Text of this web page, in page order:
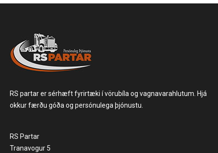
RS partar er sérhæft fyrirtæki í vörubíla og vagnavarahlutum. Hjá
okkur færðu góða og persónulega þjónustu.
RS Partar
Tranavogur 5